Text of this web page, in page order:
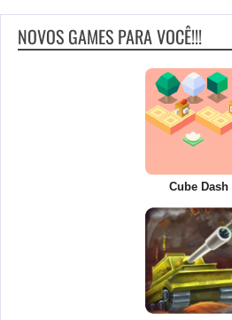
NOVOS GAMES PARA VOCÊ!!!
Cube Dash